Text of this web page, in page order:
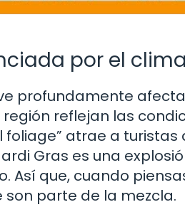
por el clima
profundamente
reflejan las
foliage” atrae a
Gras es una
Así que, cuando
son parte de la mezcla.